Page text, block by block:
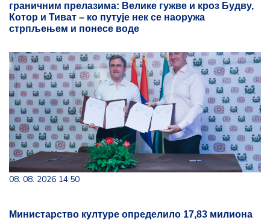
граничним прелазима: Велике гужве и кроз Будву,
Котор и Тиват – ко путује нек се наоружа
стрпљењем и понесе воде
08. 08. 2026 14:50
Министарство културе определило 17,83 милиона